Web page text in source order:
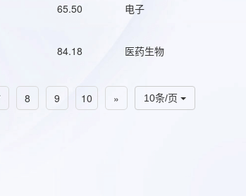
65.50 电子
84.18 医药生物
10条/页
8 9 10 »